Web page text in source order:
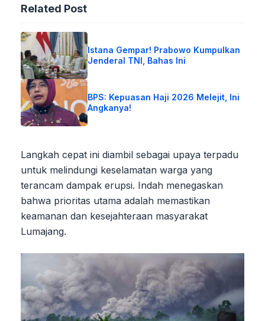
Related Post
Istana Gempar! Prabowo Kumpulkan
Jenderal TNI, Bahas Ini
BPS: Kepuasan Haji 2026 Melejit, Ini
Angkanya!
Langkah cepat ini diambil sebagai upaya terpadu
untuk melindungi keselamatan warga yang
terancam dampak erupsi. Indah menegaskan
bahwa prioritas utama adalah memastikan
keamanan dan kesejahteraan masyarakat
Lumajang.